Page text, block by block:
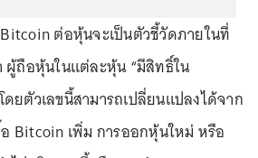
ต่อหุ้นจะเป็นตัวชี้วัดภายในที่
ผู้ถือหุ้นในแต่ละหุ้น “มีสิทธิ์ใน
ยตัวเลขนี้สามารถเปลี่ยนแปลงได้จาก
Bitcoin เพิ่ม การออกหุ้นใหม่ หรือ